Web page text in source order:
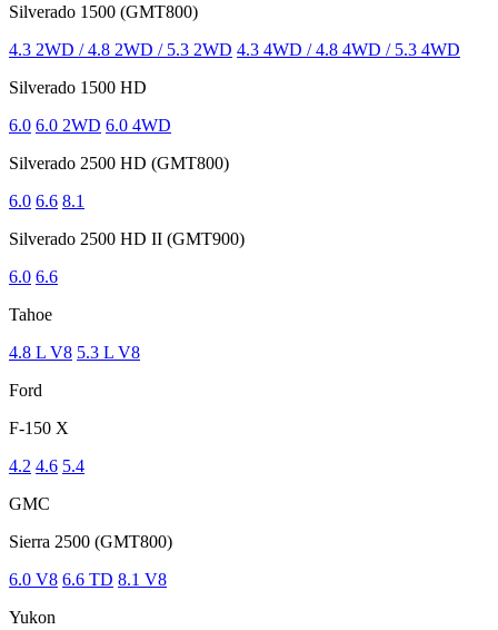
Silverado 1500 (GMT800)
4.3 2WD / 4.8 2WD / 5.3 2WD 4.3 4WD / 4.8 4WD / 5.3 4WD
Silverado 1500 HD
6.0 6.0 2WD 6.0 4WD
Silverado 2500 HD (GMT800)
6.0 6.6 8.1
Silverado 2500 HD II (GMT900)
6.0 6.6
Tahoe
4.8 L V8 5.3 L V8
Ford
F-150 X
4.2 4.6 5.4
GMC
Sierra 2500 (GMT800)
6.0 V8 6.6 TD 8.1 V8
Yukon